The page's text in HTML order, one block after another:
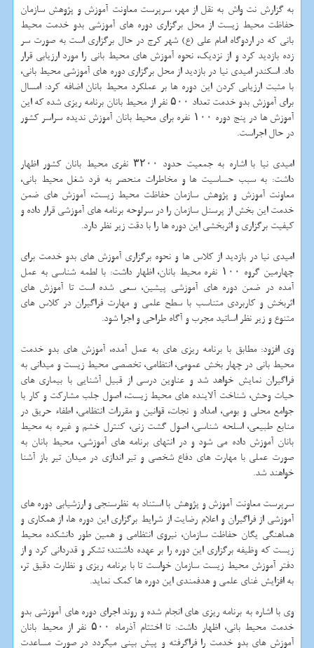
به گزارش نت واش به نقل از مهر، سرپرست معاونت آموزش و پژوهش سازمان
حفاظت محیط زیست از محل برگزاری دوره های آموزشی بدو خدمت محیط
بانی كه در اردوگاه امام علی (ع) شهر كرج در حال برگزاری است به صورت سر
زده بازدید كرد و از نزدیك، نحوه آموزش های محیط بانی را مورد ارزیابی قرار
داد. اسكندر امیدی نیا در بازدید از محل برگزاری دوره های آموزشی محیط بانی،
با مثبت ارزیابی كردن این دوره ها بر عملكرد محیط بانان اضافه كرد: امسال
برای آموزش بدو خدمت تعداد ۵۰۰ نفر از محیط بانان برنامه ریزی شده كه این
آموزش ها در پنج دوره ۱۰۰ نفره برای محیط بانان آموزش ندیده سراسر كشور
در حال اجراست.
امیدی نیا با اشاره به جمعیت حدود ۳۲۰۰ نفری محیط بانان كشور اظهار
داشت: به سبب حساسیت ها و مخاطرات منحصر به فرد شغل محیط بانی،
معاونت آموزش و پژوهش سازمان حفاظت محیط زیست، آموزش های ضمن
خدمت این بخش از پرسنل سازمان را در سرلوحه برنامه های آموزشی قرار داده و
كیفیت برگزاری و اثربخشی این دوره ها را با دقت زیر نظر دارد.
امیدی نیا در بازدید از كلاس ها و نحوه برگزاری آموزش های بدو خدمت برای
چهارمین گروه ۱۰۰ نفره محیط بانان، اظهار داشت: با لطمه شناسی به عمل
آمده در ضمن دوره های آموزشی پیشین، سعی شده است تا آموزش های
اثربخش و كاربردی متناسب با سطح علمی و مهارت فراگیران در كلاس های
متنوع و زیر نظر اساتید مجرب و آگاه طراحی و اجرا شود.
وی افزود: مطابق با برنامه ریزی های به عمل آمده، آموزش های بدو خدمت
محیط بانی در چهار بخش عمومی، انتظامی، تخصصی محیط زیست و میدانی به
فراگیران نمایش خواهد شد و عناوین درسی از قبیل آشنایی با بیماری های
حیات وحش، شناخت آلاینده های محیط زیست، اصول جلب مشاركت و كار با
جوامع محلی و بومی، امداد و نجات، قوانین و مقررات انتظامی، اطفاء حریق در
منابع طبیعی، اسلحه شناسی، اصول گشت زنی، كنترل خشم و غیره به محیط
بانان آموزش داده می شود و در انتهای برنامه های آموزشی، محیط بانان به
صورت عملی با مهارت های دفاع شخصی و تیر اندازی در میدان تیر باز آشنا
خواهند شد.
سرپرست معاونت آموزش و پژوهش با استناد به نظرسنجی و ارزشیابی دوره های
آموزشی از فراگیران و اعلام رضایت از شرایط برگزاری این دوره ها، از همكاری و
هماهنگی یگان حفاظت سازمان، نیروی انتظامی و همین طور دانشكده محیط
زیست كه وظیفه برگزاری این دوره را بر عهده داشتند؛ تشكر و قدردانی كرد و از
دفتر آموزش محیط زیست سازمان خواست تا با برنامه ریزی و نظارت دقیق تر،
به افزایش غنای علمی و هدفمندی این دوره ها كمك نماید.
وی با اشاره به برنامه ریزی های انجام شده و روند اجرای دوره های آموزشی بدو
خدمت محیط بانی، اظهار داشت: تا اختتام آذرماه ۵۰۰ نفر از محیط بانان
آموزش های بدو خدمت را فراگرفته و پیش بینی میگردد در صورت مساعدت